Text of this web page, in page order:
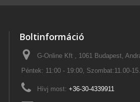
Boltinformáció
G-Online Kft , 1061 Budapest,
Péntek: 11:00 - 19:00, Szombat:11.00-
Hívj most: +36-30-4339911